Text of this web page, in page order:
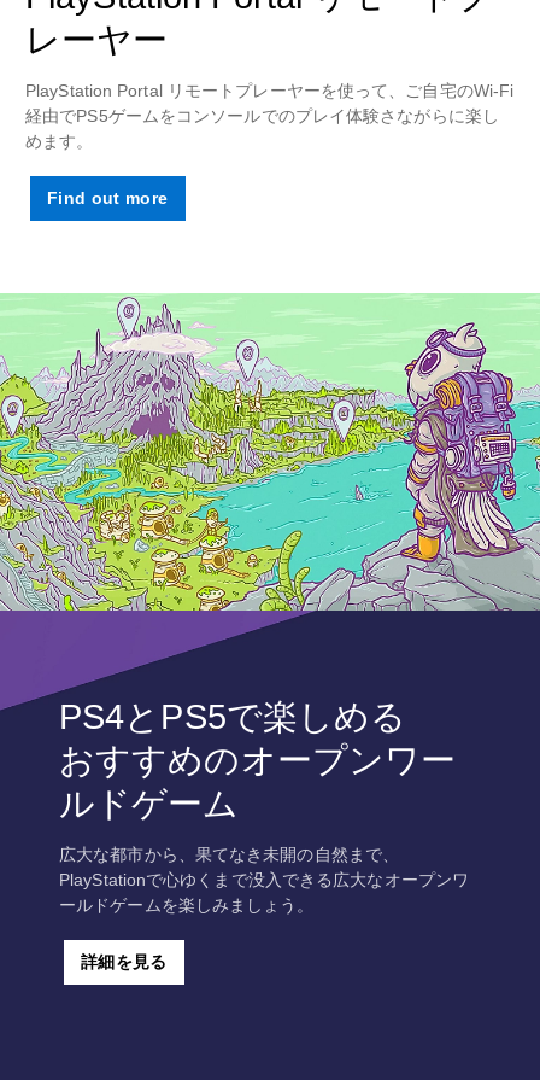
レーヤー
PlayStation Portal リモートプレーヤーを使って、ご自宅のWi-Fi
経由でPS5ゲームをコンソールでのプレイ体験さながらに楽し
めます。
Find out more
PS4とPS5で楽しめる
おすすめのオープンワー
ルドゲーム
広大な都市から、果てなき未開の自然まで、
PlayStationで心ゆくまで没入できる広大なオープンワ
ールドゲームを楽しみましょう。
詳細を見る